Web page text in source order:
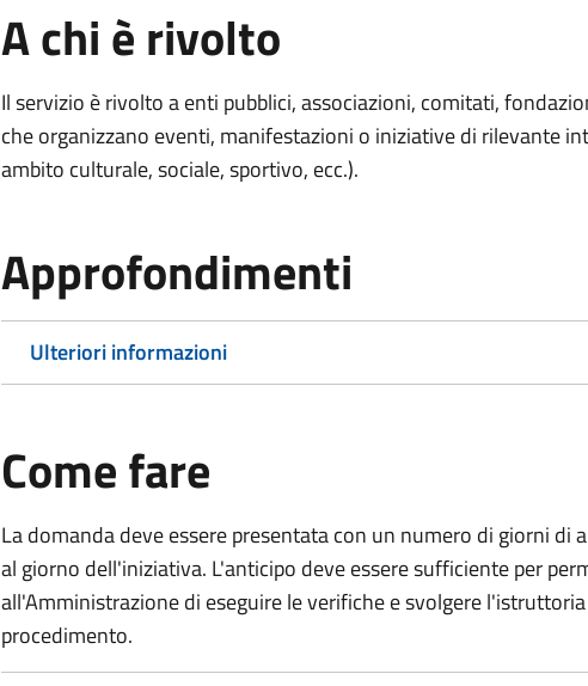
A chi è rivolto
Il servizio è rivolto a enti pubblici, associazioni, comitati,
che organizzano eventi, manifestazioni o iniziative di rilevante
ambito culturale, sociale, sportivo, ecc.).
Approfondimenti
Ulteriori informazioni
Come fare
La domanda deve essere presentatacon un numero di giorni di
al giorno dell'iniziativa. L'anticipo deve essere sufficiente per
all'Amministrazione di eseguire le verifiche e svolgere
procedimento.